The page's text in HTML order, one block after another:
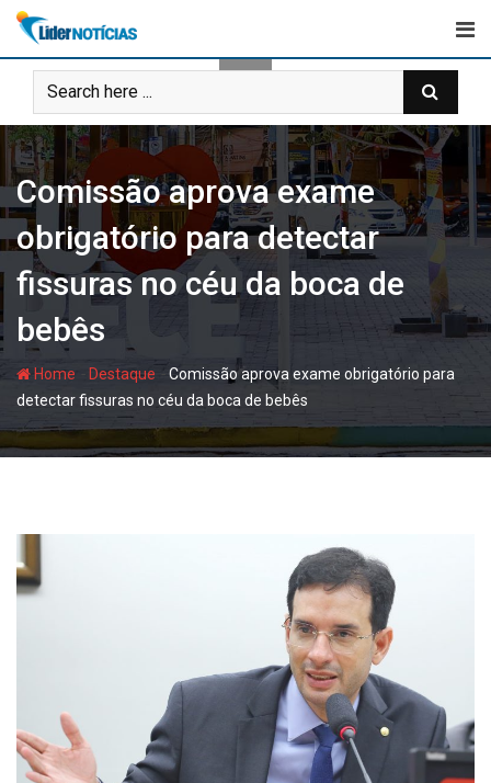
Skip
content
Comissão aprova exame
obrigatório para detectar
fissuras no céu da boca de
bebês
Home Destaque -Comissão aprova exame obrigatório para
detectar fissuras no céu da boca de bebês